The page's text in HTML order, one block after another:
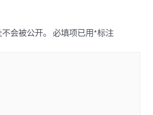
会被公开。 必填项已用*标注